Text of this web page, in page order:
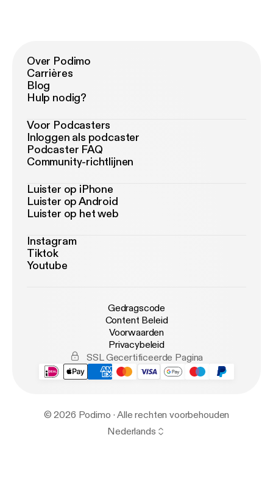
Over Podimo
Carrières
Blog
Hulp nodig?
Voor Podcasters
Inloggen als podcaster
Podcaster FAQ
Community-richtlijnen
Luister op iPhone
Luister op Android
Luister op het web
Instagram
Tiktok
Youtube
Gedragscode
Content Beleid
Voorwaarden
Privacybeleid
SSL Gecertificeerde Pagina
© 2026 Podimo · Alle rechten voorbehouden
Nederlands